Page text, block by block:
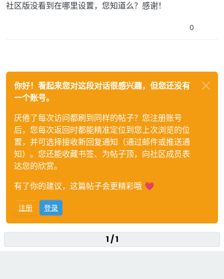
社区版没看到在哪里设置，您知道么？感谢！
0
你好！看起来您对这段对话很感兴趣，但您还没有
一个账号。
厌倦了每次访问都刷到同样的帖子？您注册账号
后，您每次返回时都能精准定位到您上次浏览的位
置，并可选择接收新回复通知（通过邮件或推送通
知）。您还能收藏书签、为帖子顶，向社区成员表
达您的欣赏。
有了你的建议，这篇帖子会更精彩哦 💗
注册 登录
1 / 1